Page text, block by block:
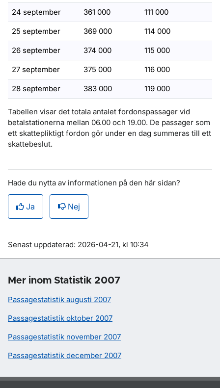
24 september 361 000 111 000
25 september 369 000 114 000
26 september 374 000 115 000
27 september 375 000 116 000
28 september 383 000 119 000
Tabellen visar det totala antalet fordonspassager vid
betalstationerna mellan 06.00 och 19.00. De passager som
ett skattepliktigt fordon gör under en dag summeras till ett
skattebeslut.
Hade du nytta av informationen på den här sidan?
Ja Nej
Om sidan
Senast uppdaterad: 2026-04-21, kl 10:34
Mer inom Statistik 2007
Passagestatistik augusti 2007
Passagestatistik oktober 2007
Passagestatistik november 2007
Passagestatistik december 2007